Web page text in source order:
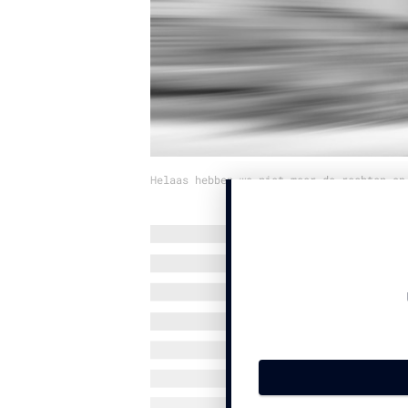
Helaas hebben we niet meer de rechten